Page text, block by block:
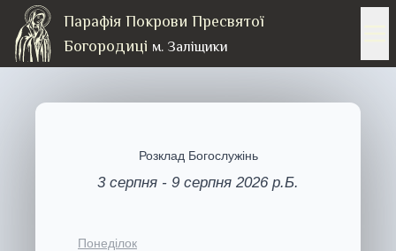
Парафія Покрови Пресвятої
Богородиці м. Заліщики
Розклад Богослужінь
3 серпня - 9 серпня 2026 р.Б.
Понеділок